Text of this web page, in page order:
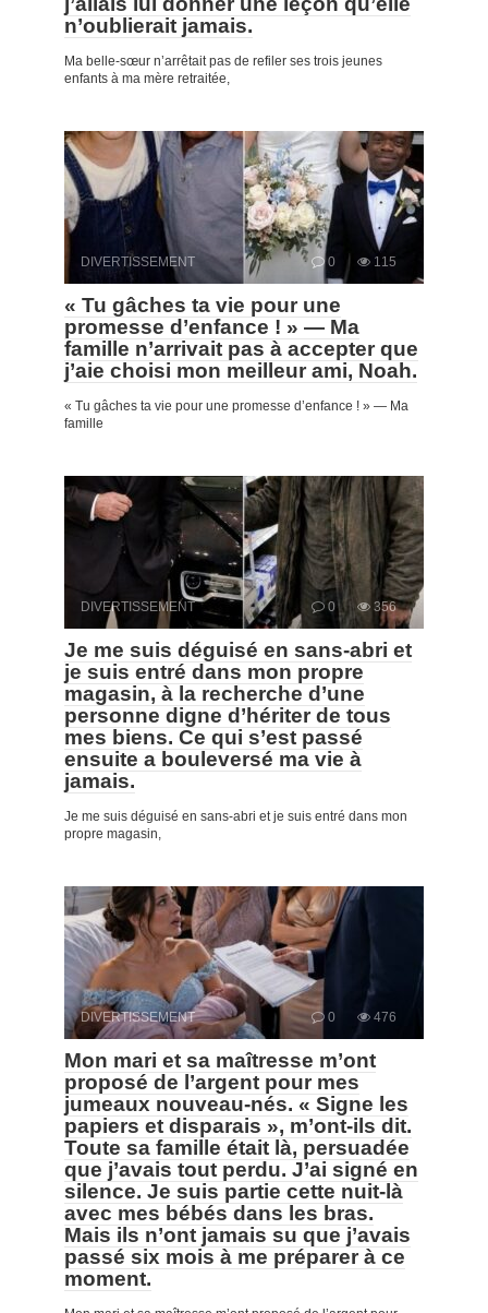
n’oublierait jamais.
Ma belle-sœur n’arrêtait pas de refiler ses trois jeunes
enfants à ma mère retraitée,
DIVERTISSEMENT 0 115
« Tu gâches ta vie pour une
promesse d’enfance ! » — Ma
famille n’arrivait pas à accepter que
j’aie choisi mon meilleur ami, Noah.
« Tu gâches ta vie pour une promesse d’enfance ! » — Ma
famille
DIVERTISSEMENT 0 356
Je me suis déguisé en sans-abri et
je suis entré dans mon propre
magasin, à la recherche d’une
personne digne d’hériter de tous
mes biens. Ce qui s’est passé
ensuite a bouleversé ma vie à
jamais.
Je me suis déguisé en sans-abri et je suis entré dans mon
propre magasin,
DIVERTISSEMENT 0 476
Mon mari et sa maîtresse m’ont
proposé de l’argent pour mes
jumeaux nouveau-nés. « Signe les
papiers et disparais », m’ont-ils dit.
Toute sa famille était là, persuadée
que j’avais tout perdu. J’ai signé en
silence. Je suis partie cette nuit-là
avec mes bébés dans les bras.
Mais ils n’ont jamais su que j’avais
passé six mois à me préparer à ce
moment.